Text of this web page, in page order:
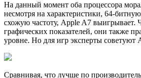
На данный момент оба процессора
несмотря на характеристики, 64-
схожую частоту, Apple A7 выигрывает.
графических показателей, они также
уровне. Но для игр эксперты советуют
Сравнивая, что лучше по